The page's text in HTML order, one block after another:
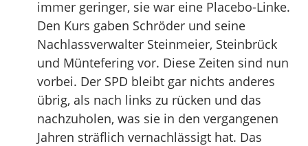
immer geringer, sie war eine Placebo-Linke.
Den Kurs gaben Schröder und seine
Nachlassverwalter Steinmeier, Steinbrück
und Müntefering vor. Diese Zeiten sind nun
vorbei. Der SPD bleibt gar nichts anderes
übrig, als nach links zu rücken und das
nachzuholen, was sie in den vergangenen
Jahren sträflich vernachlässigt hat. Das